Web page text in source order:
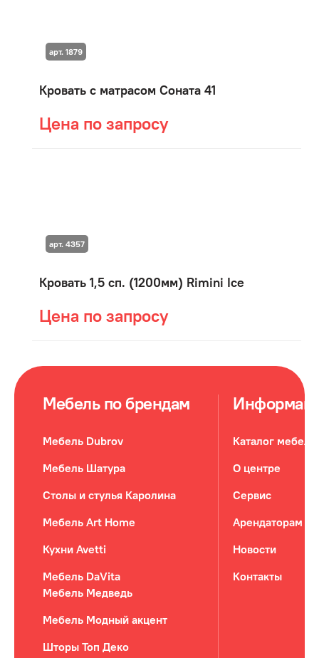
Кровать с матрасом Соната 41
Цена по запросу
арт. 1879
Кровать 1,5 сп. (1200мм) Rimini Ice
Цена по запросу
арт. 4357
Мебель по брендам
Мебель Dubrov
Мебель Шатура
Столы и стулья Каролина
Мебель Art Home
Кухни Avetti
Мебель DaVita
Мебель Медведь
Мебель Модный акцент
Шторы Топ Деко
Каталог мебели
О центре
Сервис
Арендаторам
Новости
Контакты